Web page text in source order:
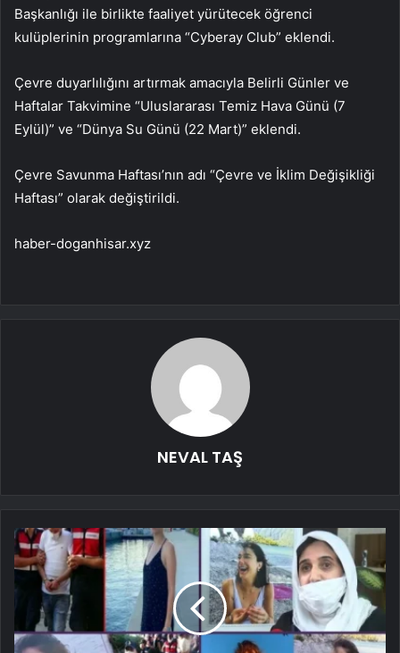
Başkanlığı ile birlikte faaliyet yürütecek öğrenci
kulüplerinin programlarına “Cyberay Club” eklendi.
Çevre duyarlılığını artırmak amacıyla Belirli Günler ve
Haftalar Takvimine “Uluslararası Temiz Hava Günü (7
Eylül)” ve “Dünya Su Günü (22 Mart)” eklendi.
Çevre Savunma Haftası’nın adı “Çevre ve İklim Değişikliği
Haftası” olarak değiştirildi.
haber-doganhisar.xyz
NEVAL TAŞ